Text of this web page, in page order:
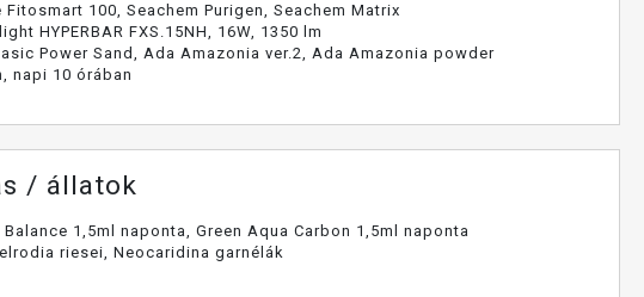
Fitosmart 100, Seachem Purigen, Seachem Matrix
HYPERBAR FXS.15NH, 16W, 1350 lm
Power Sand, Ada Amazonia ver.2, Ada Amazonia powder
napi 10 órában
/ állatok
Balance 1,5ml naponta, Green Aqua Carbon 1,5ml naponta
riesei, Neocaridina garnélák